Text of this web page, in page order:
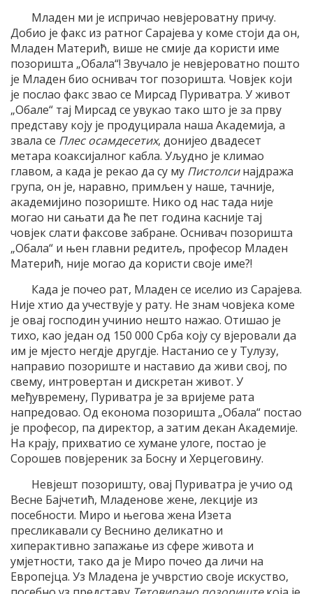
Младен ми је испричао невјероватну причу.
Добио је факс из ратног Сарајева у коме стоји да он,
Младен Матерић, више не смије да користи име
позоришта „Обала“! Звучало је невјероватно пошто
је Младен био оснивач тог позоришта. Човјек који
је послао факс звао се Мирсад Пуриватра. У живот
„Обале“ тај Мирсад се увукао тако што је за прву
представу коју је продуцирала наша Академија, а
звала се Плес осамдесетих, донијео двадесет
метара коаксијалног кабла. Уљудно је климао
главом, а када је рекао да су му Пистолсинајдража
група, он је, наравно, примљен у наше, тачније,
академијино позориште. Нико од нас тада није
могао ни сањати да ће пет година касније тај
човјек слати факсове забране. Оснивач позоришта
„Обала“ и њен главни редитељ, професор Младен
Матерић, није могао да користи своје име?!
Када је почео рат, Младен се иселио из Сарајева.
Није хтио да учествује у рату. Не знам човјека коме
је овај господин учинио нешто нажао. Отишао је
тихо, као један од 150 000 Срба коју су вјеровали да
им је мјесто негдје другдје. Настанио се у Тулузу,
направио позориште и наставио да живи свој, по
свему, интровертан и дискретан живот. У
међувремену, Пуриватра је за вријеме рата
напредовао. Од економа позоришта „Обала“ постао
је професор, па директор, а затим декан Академије.
На крају, прихватио се хумане улоге, постао је
Сорошев повјереник за Босну и Херцеговину.
Невјешт позоришту, овај Пуриватра је учио од
Весне Бајчетић, Младенове жене, лекције из
посебности. Миро и његова жена Изета
пресликавали су Веснино деликатно и
хиперактивно запажање из сфере живота и
умјетности, тако да је Миро почео да личи на
Европејца. Уз Младена је учврстио своје искуство,